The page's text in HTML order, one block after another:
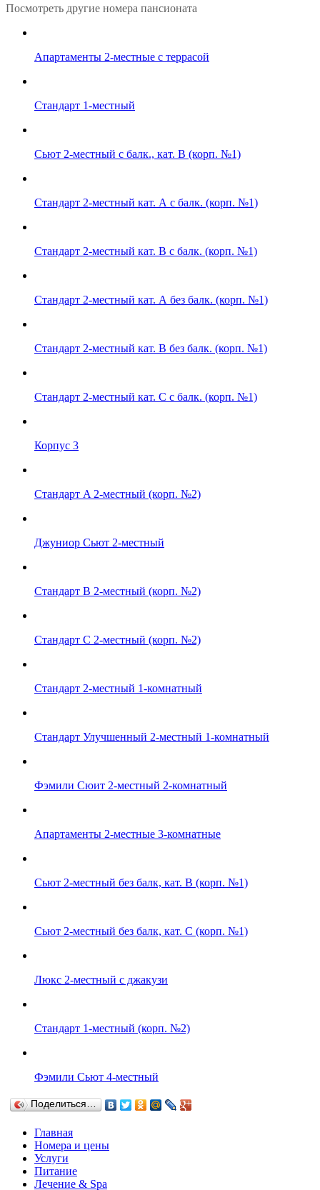
Посмотреть другие номера пансионата
Апартаменты 2-местные с террасой
Стандарт 1-местный
Сьют 2-местный с балк., кат. B (корп. №1)
Стандарт 2-местный кат. А с балк. (корп. №1)
Стандарт 2-местный кат. B с балк. (корп. №1)
Стандарт 2-местный кат. А без балк. (корп. №1)
Стандарт 2-местный кат. B без балк. (корп. №1)
Стандарт 2-местный кат. C с балк. (корп. №1)
Корпус 3
Стандарт A 2-местный (корп. №2)
Джуниор Сьют 2-местный
Стандарт B 2-местный (корп. №2)
Стандарт C 2-местный (корп. №2)
Стандарт 2-местный 1-комнатный
Стандарт Улучшенный 2-местный 1-комнатный
Фэмили Сюит 2-местный 2-комнатный
Апартаменты 2-местные 3-комнатные
Сьют 2-местный без балк, кат. B (корп. №1)
Сьют 2-местный без балк, кат. C (корп. №1)
Люкс 2-местный с джакузи
Стандарт 1-местный (корп. №2)
Фэмили Сьют 4-местный
Поделиться…
Главная
Номера и цены
Услуги
Питание
Лечение & Spa